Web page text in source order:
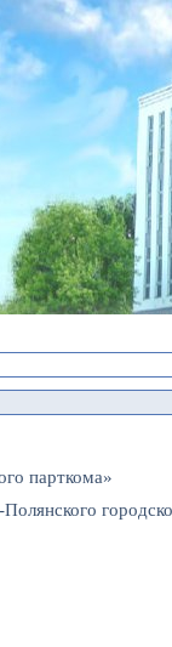
парткома»